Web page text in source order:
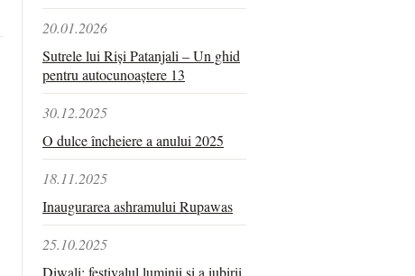
20.01.2026
Sutrele lui Riși Patanjali – Un ghid
pentru autocunoaștere 13
30.12.2025
O dulce încheiere a anului 2025
18.11.2025
Inaugurarea ashramului Rupawas
25.10.2025
Diwali: festivalul luminii și a iubirii